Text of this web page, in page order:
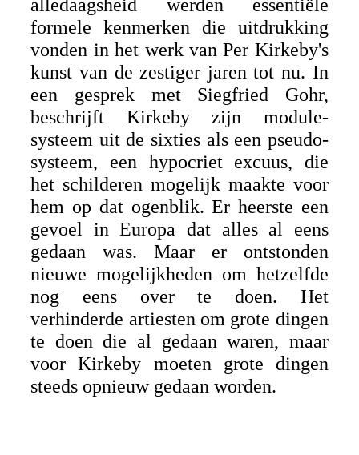
alledaagsheid werden essentiële
formele kenmerken die uitdrukking
vonden in het werk van Per Kirkeby's
kunst van de zestiger jaren tot nu. In
een gesprek met Siegfried Gohr,
beschrijft Kirkeby zijn module-
systeem uit de sixties als een pseudo-
systeem, een hypocriet excuus, die
het schilderen mogelijk maakte voor
hem op dat ogenblik. Er heerste een
gevoel in Europa dat alles al eens
gedaan was. Maar er ontstonden
nieuwe mogelijkheden om hetzelfde
nog eens over te doen. Het
verhinderde artiesten om grote dingen
te doen die al gedaan waren, maar
voor Kirkeby moeten grote dingen
steeds opnieuw gedaan worden.